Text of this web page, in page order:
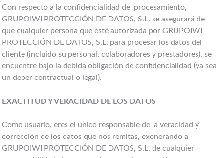
Con respecto a la confidencialidad del procesamiento,
GRUPOIWI PROTECCIÓN DE DATOS, S.L. se asegurará de
que cualquier persona que esté autorizada por GRUPOIWI
PROTECCIÓN DE DATOS, S.L. para procesar los datos del
cliente (incluido su personal, colaboradores y prestadores), se
encuentre bajo la debida obligación de confidencialidad (ya sea
un deber contractual o legal).
EXACTITUD Y VERACIDAD DE LOS DATOS
Como usuario, eres el único responsable de la veracidad y
corrección de los datos que nos remitas, exonerando a
GRUPOIWI PROTECCIÓN DE DATOS, S.L. de cualquier